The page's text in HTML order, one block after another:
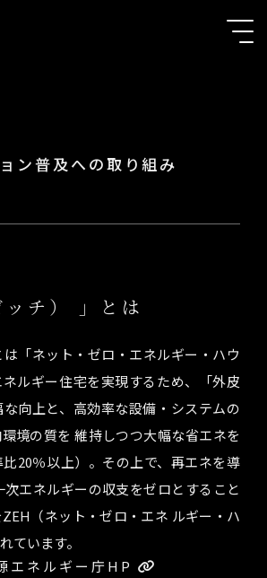
ン普及への取り組み
ッチ） 」とは
「ネット・ゼロ・エネルギー・ハウ
ルギー住宅を実現するため、「外皮
向上と、高効率な設備・システムの
境の質を 維持しつつ大幅な省エネを
20％以上）。その上で、再エネを導
次エネルギーの収支をゼロとすること
（ネット・ゼロ・エネ ルギー・ハ
ています。
エネルギー庁HP